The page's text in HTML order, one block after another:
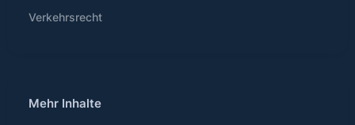
Verkehrsrecht
Mehr Inhalte